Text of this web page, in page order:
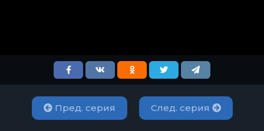
Пред. серия След. серия